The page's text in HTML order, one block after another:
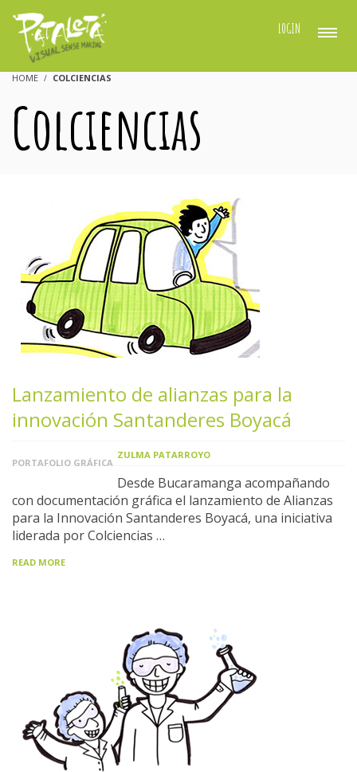
LOGIN
HOME COLCIENCIAS
Colciencias
Lanzamiento de alianzas para la
innovación Santanderes Boyacá
PORTAFOLIO GRÁFICA
ZULMA PATARROYO
Desde Bucaramanga acompañando
con documentación gráfica el lanzamiento de Alianzas
para la Innovación Santanderes Boyacá, una iniciativa
liderada por Colciencias …
READ MORE